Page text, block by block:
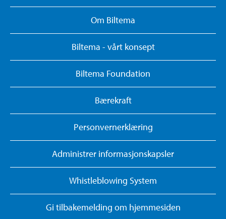
Om Biltema
Biltema - vårt konsept
Biltema Foundation
Bærekraft
Personvernerklæring
Administrer informasjonskapsler
Whistleblowing System
Gi tilbakemelding om hjemmesiden